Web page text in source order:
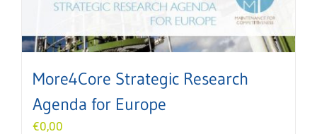
More4Core Strategic Research
Agenda for Europe
€0,00